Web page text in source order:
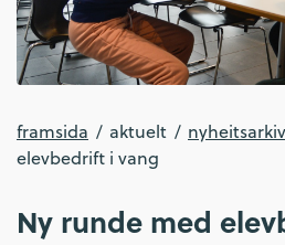
framsida aktuelt nyheitsarkiv
elevbedrift i vang
Ny runde med